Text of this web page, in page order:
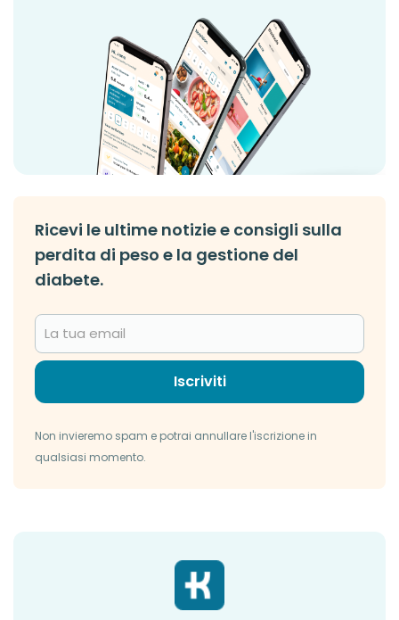
Ricevi le ultime notizie e consigli sulla
perdita di peso e la gestione del
diabete.
Iscriviti
Non invieremo spam e potrai annullare l'iscrizione in
qualsiasi momento.